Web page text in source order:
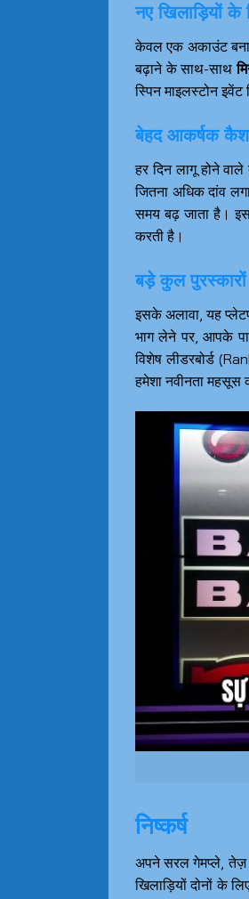
नए खिलाड़ियों
केवल एक अकाउंट
बढ़ाने के साथ-साथ
स्पिन माइलस्टोन
बेहद आकर्षक
हर दिन लागू होने
जितना अधिक दांव
समय बढ़ जाता है। इस
करती है।
बड़े कुल पुरस्कारों
इसके अलावा, यह
भाग लेने पर, आपके
विशेष लीडरबोर्ड
हमेशा नवीनता महसूस
निष्कर्ष
अपने सरल गेमप्ले, तेज़
खिलाड़ियों दोनों के